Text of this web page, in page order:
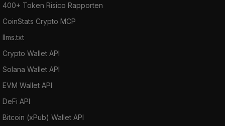
400+ Token Risico Rapporten
CoinStats Crypto MCP
llms.txt
Crypto Wallet API
Solana Wallet API
EVM Wallet API
DeFi API
Bitcoin (xPub) Wallet API